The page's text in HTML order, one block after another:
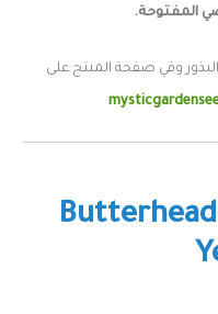
المفتوحة.
وفي صفحة المنتج على